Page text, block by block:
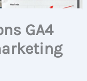
GA4